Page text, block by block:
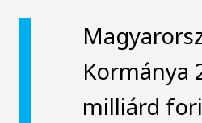
Kormánya
milliárd